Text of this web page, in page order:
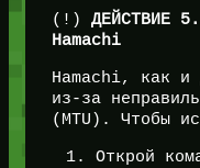
(!) ДЕЙСТВИЕ
Hamachi
Hamachi, как и
из-за
(MTU). Чтобы
Открой